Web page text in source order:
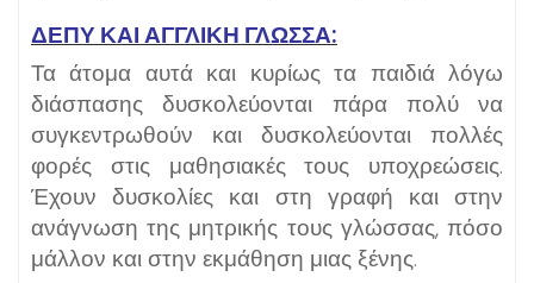
ΔΕΠΥ ΚΑΙ ΑΓΓΛΙΚΗ ΓΛΩΣΣΑ:
Τα άτομα αυτά και κυρίως τα παιδιά λόγω
διάσπασης δυσκολεύονται πάρα πολύ να
συγκεντρωθούν και δυσκολεύονται πολλές
φορές στις μαθησιακές τους υποχρεώσεις.
Έχουν δυσκολίες και στη γραφή και στην
ανάγνωση της μητρικής τους γλώσσας, πόσο
μάλλον και στην εκμάθηση μιας ξένης.